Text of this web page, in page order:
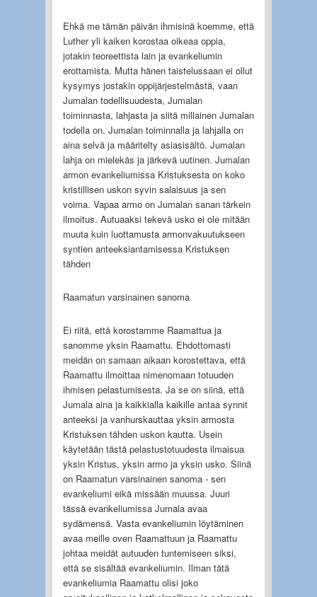
Ehkä me tämän päivän ihmisinä koemme, että
Luther yli kaiken korostaa oikeaa oppia,
jotakin teoreettista lain ja evankeliumin
erottamista. Mutta hänen taistelussaan ei ollut
kysymys jostakin oppijärjestelmästä, vaan
Jumalan todellisuudesta, Jumalan
toiminnasta, lahjasta ja siitä millainen Jumalan
todella on. Jumalan toiminnalla ja lahjalla on
aina selvä ja määritelty asiasisältö. Jumalan
lahja on mielekäs ja järkevä uutinen. Jumalan
armon evankeliumissa Kristuksesta on koko
kristillisen uskon syvin salaisuus ja sen
voima. Vapaa armo on Jumalan sanan tärkein
ilmoitus. Autuaaksi tekevä usko ei ole mitään
muuta kuin luottamusta armonvakuutukseen
syntien anteeksiantamisessa Kristuksen
tähden
Raamatun varsinainen sanoma
Ei riitä, että korostamme Raamattua ja
sanomme yksin Raamattu. Ehdottomasti
meidän on samaan aikaan korostettava, että
Raamattu ilmoittaa nimenomaan totuuden
ihmisen pelastumisesta. Ja se on siinä, että
Jumala aina ja kaikkialla kaikille antaa synnit
anteeksi ja vanhurskauttaa yksin armosta
Kristuksen tähden uskon kautta. Usein
käytetään tästä pelastustotuudesta ilmaisua
yksin Kristus, yksin armo ja yksin usko. Siinä
on Raamatun varsinainen sanoma - sen
evankeliumi eikä missään muussa. Juuri
tässä evankeliumissa Jumala avaa
sydämensä. Vasta evankeliumin löytäminen
avaa meille oven Raamattuun ja Raamattu
johtaa meidät autuuden tuntemiseen siksi,
että se sisältää evankeliumin. Ilman tätä
evankeliumia Raamattu olisi joko